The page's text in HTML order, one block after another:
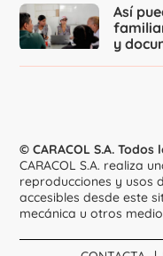
Así
y
© CARACOL S.A.
CARACOL S.A. realiza
reproducciones y usos
accesibles desde este
mecánica u otros